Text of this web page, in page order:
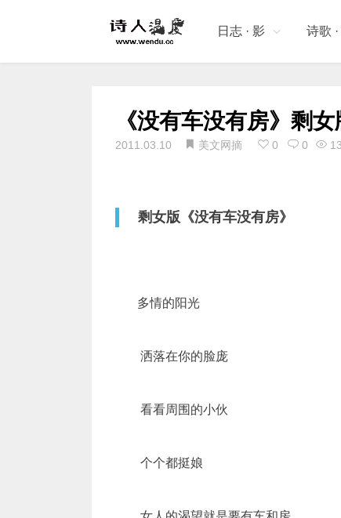
日志 · 影 诗歌
《没有车没有房》剩
2011.03.10 美文网摘 0 0
剩女版《没有车没有房》
多情的阳光
洒落在你的脸庞
看看周围的小伙
个个都挺娘